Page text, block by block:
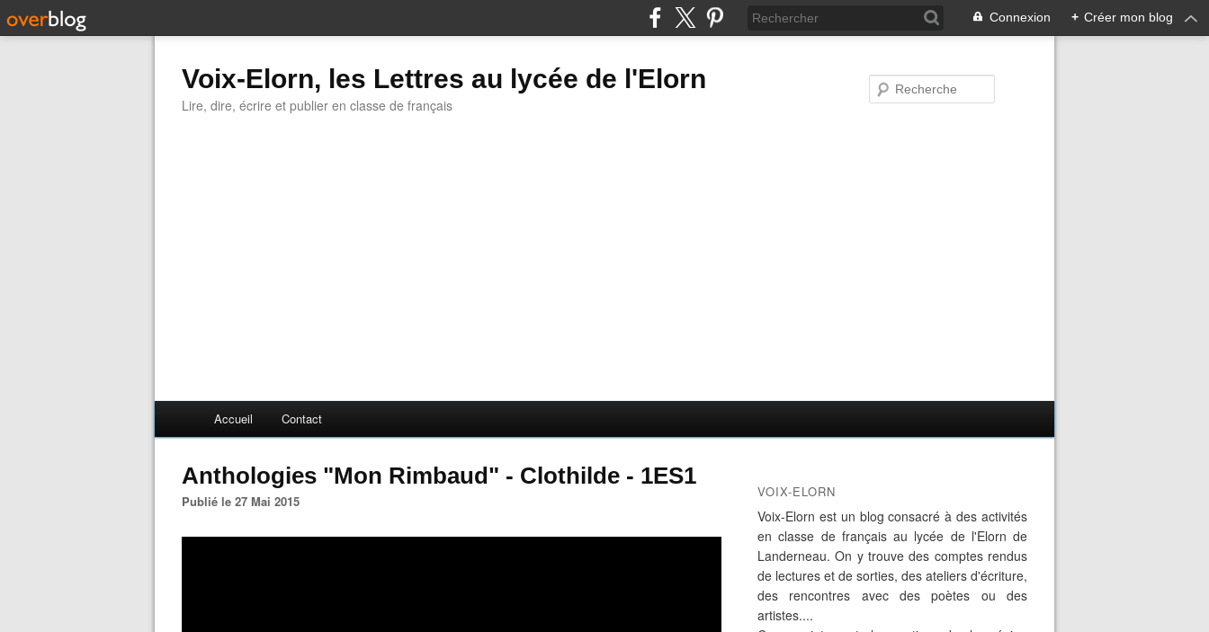
Connexion + Créer mon blog
Voix-Elorn, les Lettres au lycée de l'Elorn
Lire, dire, écrire et publier en classe de français
Accueil Contact
Anthologies "Mon Rimbaud" - Clothilde - 1ES1
Publié le 27 Mai 2015
VOIX-ELORN
Voix-Elorn est un blog consacré à des activités
en classe de français au lycée de l'Elorn de
Landerneau. On y trouve des comptes rendus
de lectures et de sorties, des ateliers d'écriture,
des rencontres avec des poètes ou des
artistes....